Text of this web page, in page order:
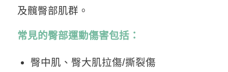
及髖臀部肌群。
常見的臀部運動傷害包括：
臀中肌、臀大肌拉傷/撕裂傷